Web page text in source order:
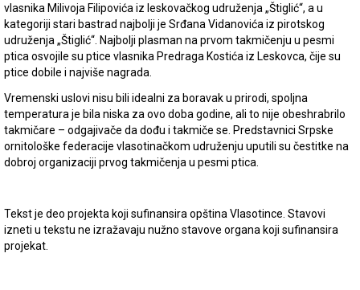
vlasnika Milivoja Filipovića iz leskovačkog udruženja „Štiglić“, a u
kategoriji stari bastrad najbolji je Srđana Vidanovića iz pirotskog
udruženja „Štiglić“. Najbolji plasman na prvom takmičenju u pesmi
ptica osvojile su ptice vlasnika Predraga Kostića iz Leskovca, čije su
ptice dobile i najviše nagrada.
Vremenski uslovi nisu bili idealni za boravak u prirodi, spoljna
temperatura je bila niska za ovo doba godine, ali to nije obeshrabrilo
takmičare – odgajivače da dođu i takmiče se. Predstavnici Srpske
ornitološke federacije vlasotinačkom udruženju uputili su čestitke na
dobroj organizaciji prvog takmičenja u pesmi ptica.
Tekst je deo projekta koji sufinansira opština Vlasotince. Stavovi
izneti u tekstu ne izražavaju nužno stavove organa koji sufinansira
projekat.